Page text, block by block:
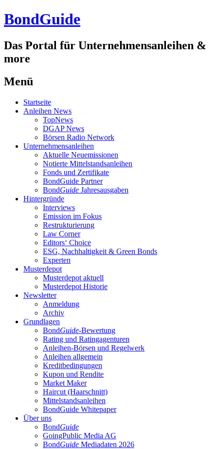
BondGuide
Das Portal für Unternehmensanleihen &
more
Menü
Zum
Inhalt
Startseite
Anleihen News
TopNews
DGAP News
Börsen Radio Network
Unternehmensanleihen
Aktuelle Neuemissionen
Notierte Mittelstandsanleihen
Fonds und Zertifikate
BondGuide Partner
BondGuide Jahresausgaben
Hintergründe
Interviews
Emission im Fokus
Restrukturierung
Law Corner
Editors‘ Choice
ESG, Nachhaltigkeit & Green Bonds
Experten
Musterdepot
Musterdepot aktuell
Musterdepot Historie
Newsletter
Anmeldung
Archiv
Grundlagen
BondGuide-Bewertung
Rating und Ratingagenturen
Anleihen-Börsen und Regelwerk
Anleihen allgemein
Kreditbedingungen
Kupon und Rendite
Market Maker
Haircut (Haarschnitt)
Mittelstandsanleihen
BondGuide Whitepaper
Über uns
BondGuide
GoingPublic Media AG
BondGuide Mediadaten 2026